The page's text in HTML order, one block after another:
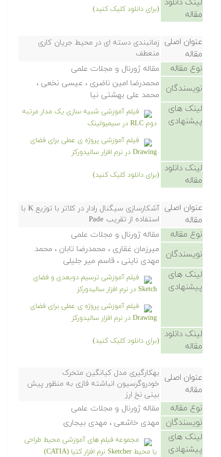
لینک دانلود
مقاله
(برای دانلود کلیک کنید)
عنوان اصلی
مقاله
زمانبندی دسته ای در محیط جریان کاری
منعطف
نوع مقاله مقاله ژورنال و مجلات علمی
نویسندگان
محمدرضا امین ناضری ، عیسی نخعی ،
محمد علی بهشتی نیا
لینک های
پیشنهادی
فیلم آموزشی شبیه سازی یک مدار مرتبه
دوم RLC در سیمیولینک
فیلم آموزشی پروژه ی عملی برای فضای
Drawing در نرم افزار سالیدورکز
لینک دانلود
مقاله
(برای دانلود کلیک کنید)
عنوان اصلی
مقاله
آشکارسازی سیگنال رادار در کلاتر با توزیع K با
استفاده از تقریب Pade
نوع مقاله مقاله ژورنال و مجلات علمی
نویسندگان
میرزمان غقاری ، محمدرضا تابان ، محمد
مهدی ناینی ، قاسم میر جلیلی
لینک های
پیشنهادی
فیلم آموزشی ترسیم دوبعدی و فضای
Sketch در نرم افزار سالیدورکز
فیلم آموزشی پروژه ی عملی برای فضای
Drawing در نرم افزار سالیدورکز
لینک دانلود
مقاله
(برای دانلود کلیک کنید)
عنوان اصلی
مقاله
بهکارگیری مدل کیانگین متحرک
خودروگرسیون انباشته فازی به منظور پیش
بینی نخ ارز
نوع مقاله مقاله ژورنال و مجلات علمی
نویسندگان مهدی خاشعی ، مهدی بیجاری
لینک های
پیشنهادی
مجموعه فیلم های آموزشی محیط طراحی
یا محیط Sketcher نرم افزار کتیا (CATIA)